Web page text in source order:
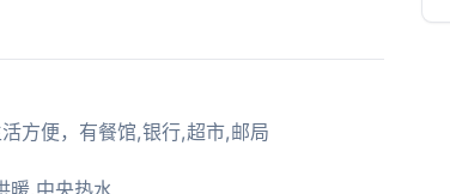
方便，有餐馆,银行,超市,邮局
暖,中央热水